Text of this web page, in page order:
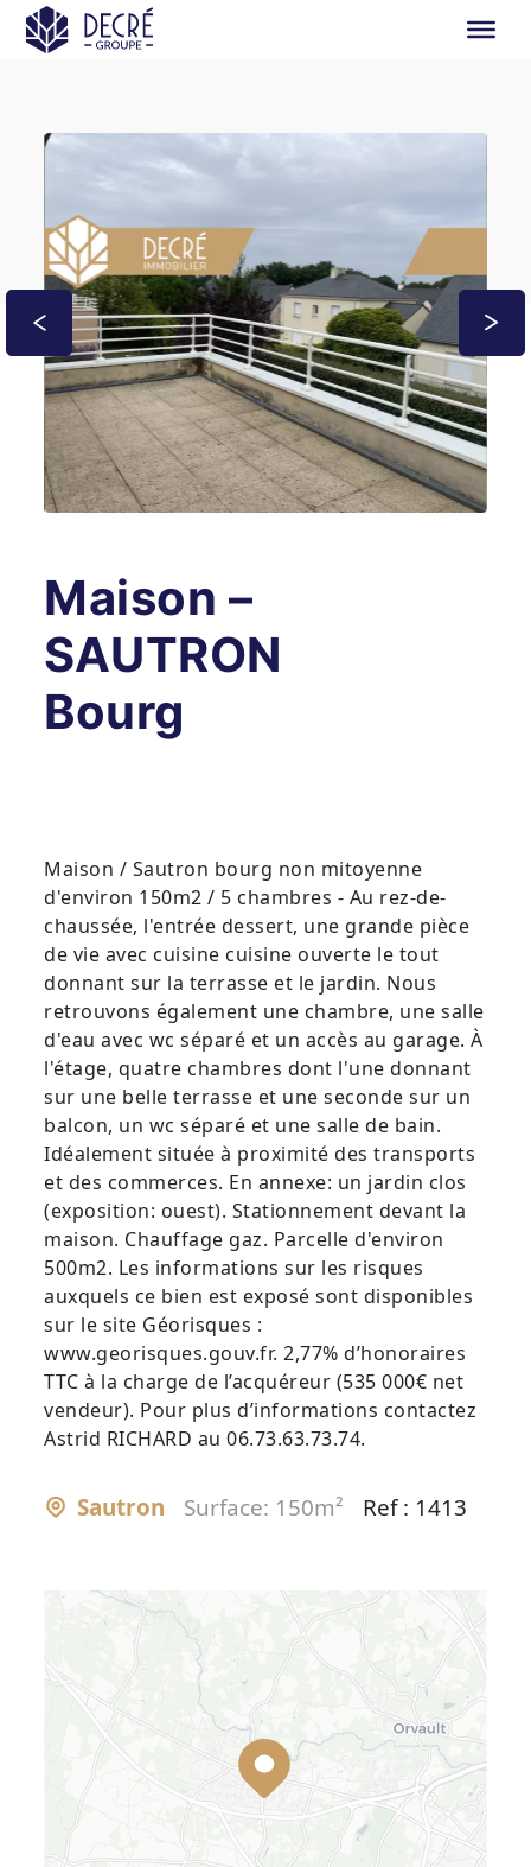
Maison –
SAUTRON
Bourg
Maison / Sautron bourg non mitoyenne
d'environ 150m2 / 5 chambres - Au rez-de-
chaussée, l'entrée dessert, une grande pièce
de vie avec cuisine cuisine ouverte le tout
donnant sur la terrasse et le jardin. Nous
retrouvons également une chambre, une salle
d'eau avec wc séparé et un accès au garage. À
l'étage, quatre chambres dont l'une donnant
sur une belle terrasse et une seconde sur un
balcon, un wc séparé et une salle de bain.
Idéalement située à proximité des transports
et des commerces. En annexe: un jardin clos
(exposition: ouest). Stationnement devant la
maison. Chauffage gaz. Parcelle d'environ
500m2. Les informations sur les risques
auxquels ce bien est exposé sont disponibles
sur le site Géorisques :
www.georisques.gouv.fr. 2,77% d’honoraires
TTC à la charge de l’acquéreur (535 000€ net
vendeur). Pour plus d’informations contactez
Astrid RICHARD au 06.73.63.73.74.
Sautron Surface: 150m² Ref : 1413